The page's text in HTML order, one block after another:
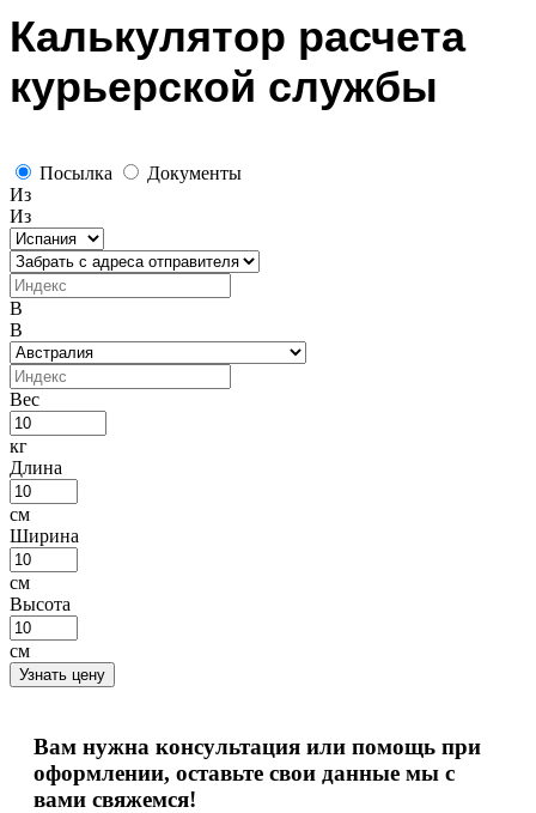
Калькулятор расчета
курьерской службы
Посылка
Документы
Из
Из
В
В
Вес
кг
Длина
см
Ширина
см
Высота
см
Узнать цену
Вам нужна консультация или помощь при
оформлении, оставьте свои данные мы с
вами свяжемся!